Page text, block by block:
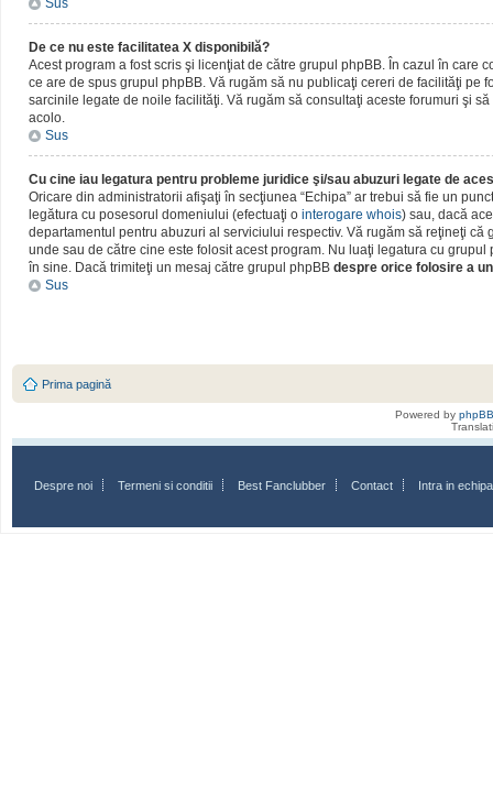
Sus
De ce nu este facilitatea X disponibilă?
Acest program a fost scris şi licenţiat de către grupul phpBB. În cazul în care
ce are de spus grupul phpBB. Vă rugăm să nu publicaţi cereri de facilităţi
sarcinile legate de noile facilităţi. Vă rugăm să consultaţi aceste forumuri şi
acolo.
Sus
Cu cine iau legatura pentru probleme juridice şi/sau abuzuri legate de
Oricare din administratorii afişaţi în secţiunea “Echipa” ar trebui să fie un
legătura cu posesorul domeniului (efectuaţi o interogare whois) sau, dacă
departamentul pentru abuzuri al serviciului respectiv. Vă rugăm să reţineţi că
unde sau de către cine este folosit acest program. Nu luaţi legatura cu
în sine. Dacă trimiteţi un mesaj către grupul phpBB despre orice folosire a
Sus
Prima pagină
Powered by phpBB
Despre noi Termeni si conditii Best Fanclubber Contact Intra in